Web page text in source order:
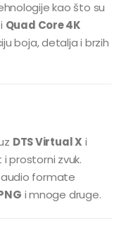
kao što su
i Quad Core 4K
boja, detalja i brzih
DTS Virtual X i
prostorni zvuk.
audio formate
i mnoge druge.